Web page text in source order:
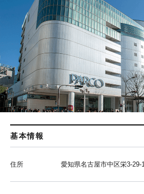
基本情報
住所 愛知県名古屋市中区栄3-29-1